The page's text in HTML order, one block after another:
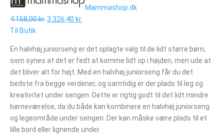
Mammashop.dk
4.158,00 kr.3.326,40 kr.
Til Butik
En halvhøj juniorseng er det oplagte valg til de lidt større børn,
som synes at det er fedt at komme lidt op i højden, men ude at
det bliver alt for højt. Med en halvhøj juniorseng får du det
bedste fra begge verdener, og samtidig er der plads til leg og
kreativitet under sengen. Dette er rigtig godt til det lidt mindre
børneværelse, da du både kan kombinere en halvhøj juniorseng
og legeområde under sengen. Der kan måske være plads til et
lille bord eller lignende under.